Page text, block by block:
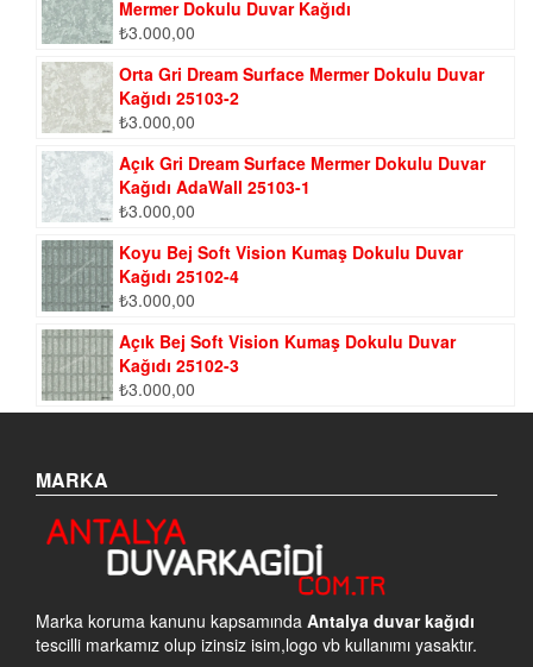
Mermer Dokulu Duvar Kağıdı
₺3.000,00
Orta Gri Dream Surface Mermer Dokulu Duvar
Kağıdı 25103-2
₺3.000,00
Açık Gri Dream Surface Mermer Dokulu Duvar
Kağıdı AdaWall 25103-1
₺3.000,00
Koyu Bej Soft Vision Kumaş Dokulu Duvar
Kağıdı 25102-4
₺3.000,00
Açık Bej Soft Vision Kumaş Dokulu Duvar
Kağıdı 25102-3
₺3.000,00
MARKA
Marka koruma kanunu kapsamında Antalya duvar kağıdı
tescilli markamız olup izinsiz isim,logo vb kullanımı yasaktır.